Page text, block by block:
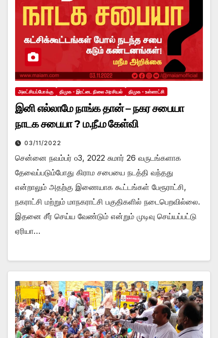
அலட்சியப்போக்கு திமுக - இரட்டை நிலை அரசியல் திமுக - உள்ளாட்சி
இனி எல்லாமே நாங்க தான் – நகர சபையா
நாடக சபையா ? ம.நீ.ம கேள்வி
03/11/2022
சென்னை நவம்பர் ௦3, 2022 சுமார் 26 வருடங்களாக
தேவைப்படும்போது கிராம சபையை நடத்தி வந்தது
என்றாலும் அதற்கு இணையாக கூட்டங்கள் பேரூராட்சி,
நகராட்சி மற்றும் மாநகராட்சி பகுதிகளில் நடைபெறவில்லை.
இதனை சீர் செய்ய வேண்டும் என்றும் முடிவு செய்யப்பட்டு
ஏரியா…